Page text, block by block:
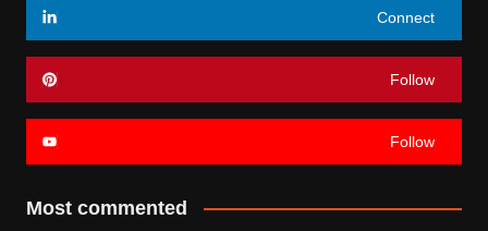
Connect
Follow
Follow
Most commented